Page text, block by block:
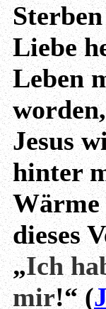
Liebe
Leben
Jesus
hinter
dieses
„Ich
mir!“ (